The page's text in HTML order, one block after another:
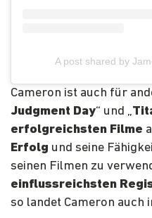
A post shared by
Cameron ist auch für
Judgment Day“ und „
erfolgreichsten Filme
Erfolg und seine
seinen Filmen zu
einflussreichsten
so landet Cameron auch